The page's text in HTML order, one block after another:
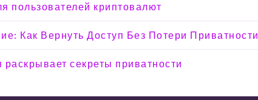
пользователей криптовалют
Как Вернуть Доступ Без Потери Приватности
секреты приватности